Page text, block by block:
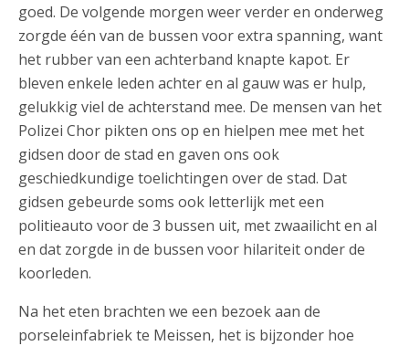
goed. De volgende morgen weer verder en onderweg
zorgde één van de bussen voor extra spanning, want
het rubber van een achterband knapte kapot. Er
bleven enkele leden achter en al gauw was er hulp,
gelukkig viel de achterstand mee. De mensen van het
Polizei Chor pikten ons op en hielpen mee met het
gidsen door de stad en gaven ons ook
geschiedkundige toelichtingen over de stad. Dat
gidsen gebeurde soms ook letterlijk met een
politieauto voor de 3 bussen uit, met zwaailicht en al
en dat zorgde in de bussen voor hilariteit onder de
koorleden.
Na het eten brachten we een bezoek aan de
porseleinfabriek te Meissen, het is bijzonder hoe